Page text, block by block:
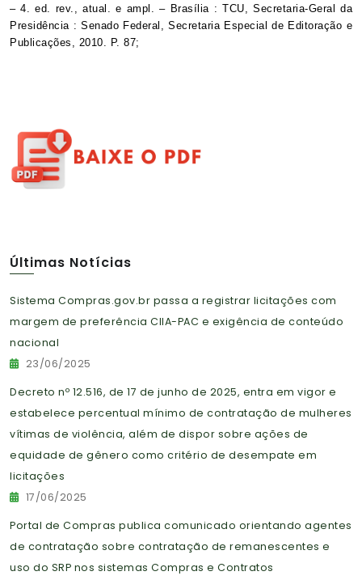
– 4. ed. rev., atual. e ampl. – Brasília : TCU, Secretaria-Geral da
Presidência : Senado Federal, Secretaria Especial de Editoração e
Publicações, 2010. P. 87;
Últimas Notícias
Sistema Compras.gov.br passa a registrar licitações com
margem de preferência CIIA-PAC e exigência de conteúdo
nacional
23/06/2025
Decreto nº 12.516, de 17 de junho de 2025, entra em vigor e
estabelece percentual mínimo de contratação de mulheres
vítimas de violência, além de dispor sobre ações de
equidade de gênero como critério de desempate em
licitações
17/06/2025
Portal de Compras publica comunicado orientando agentes
de contratação sobre contratação de remanescentes e
uso do SRP nos sistemas Compras e Contratos